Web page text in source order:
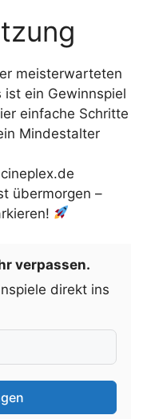
meisterwarteten
ein Gewinnspiel
einfache Schritte
Mindestalter
übermorgen –
verpassen.
direkt ins